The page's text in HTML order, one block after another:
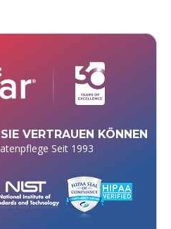
VERTRAUEN KÖNNEN
Seit 1993